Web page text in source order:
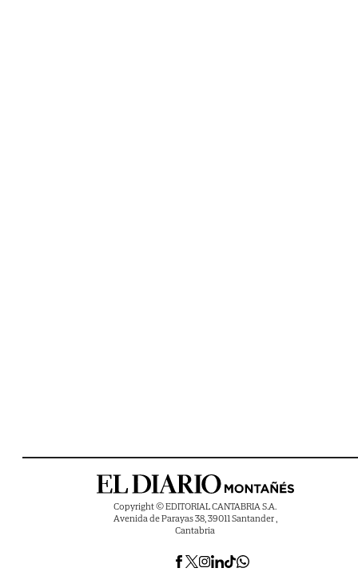
Copyright © EDITORIAL CANTABRIA S.A.
Avenida de Parayas 38, 39011 Santander ,
Cantabria